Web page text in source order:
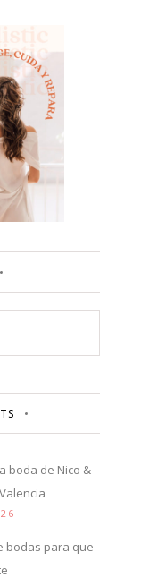
boda de Nico &
bodas para que